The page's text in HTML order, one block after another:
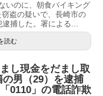
いのに、朝食バイキング
盗の疑いで、長崎市の
捕した。署による...
読む
し現金をだまし取
男（29）を逮捕
0110」の電話詐欺